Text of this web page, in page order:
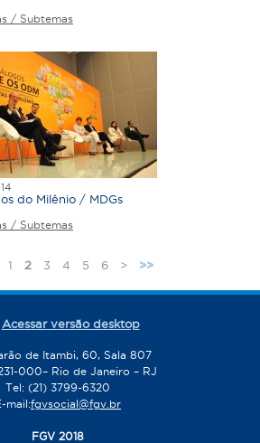
/ Subtemas
do Milênio / MDGs
/ Subtemas
1 2 3 4 5 6 > >>
Acessar versão desktop
de Itambi, 60, Sala 807
000– Rio de Janeiro – RJ
Tel: (21) 3799-6320
mail:fgvsocial@fgv.br
FGV 2018